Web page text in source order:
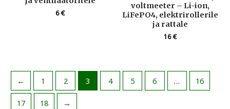
6€
voltmeeter – Li-ion,
LiFePO4, elektrirollerile
ja rattale
16€
← 1 2 3 4 5 6 … 16
17 18 →